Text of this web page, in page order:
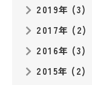
2019年 (3)
2017年 (2)
2016年 (3)
2015年 (2)